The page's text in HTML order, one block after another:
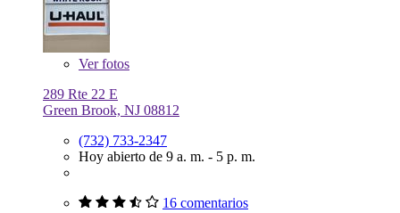
Verfotos
289 Rte 22 E
Green Brook, NJ 08812
(732) 733-2347
Hoy abierto de 9 a. m. - 5 p. m.
16 comentarios